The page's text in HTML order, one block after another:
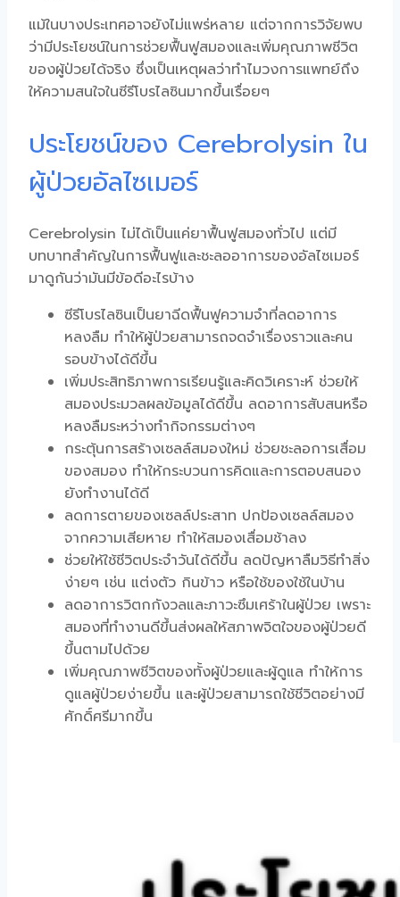
แม้ในบางประเทศอาจยังไม่แพร่หลาย แต่จากการวิจัยพบ
ว่ามีประโยชน์ในการช่วยฟื้นฟูสมองและเพิ่มคุณภาพชีวิต
ของผู้ป่วยได้จริง ซึ่งเป็นเหตุผลว่าทำไมวงการแพทย์ถึง
ให้ความสนใจในซีรีโบรไลซินมากขึ้นเรื่อยๆ
ประโยชน์ของ Cerebrolysin ใน
ผู้ป่วยอัลไซเมอร์
Cerebrolysin ไม่ได้เป็นแค่ยาฟื้นฟูสมองทั่วไป แต่มี
บทบาทสำคัญในการฟื้นฟูและชะลออาการของอัลไซเมอร์
มาดูกันว่ามันมีข้อดีอะไรบ้าง
ซีรีโบรไลซินเป็นยาฉีดฟื้นฟูความจำที่ลดอาการ
หลงลืม ทำให้ผู้ป่วยสามารถจดจำเรื่องราวและคน
รอบข้างได้ดีขึ้น
เพิ่มประสิทธิภาพการเรียนรู้และคิดวิเคราะห์ ช่วยให้
สมองประมวลผลข้อมูลได้ดีขึ้น ลดอาการสับสนหรือ
หลงลืมระหว่างทำกิจกรรมต่างๆ
กระตุ้นการสร้างเซลล์สมองใหม่ ช่วยชะลอการเสื่อม
ของสมอง ทำให้กระบวนการคิดและการตอบสนอง
ยังทำงานได้ดี
ลดการตายของเซลล์ประสาท ปกป้องเซลล์สมอง
จากความเสียหาย ทำให้สมองเสื่อมช้าลง
ช่วยให้ใช้ชีวิตประจำวันได้ดีขึ้น ลดปัญหาลืมวิธีทำสิ่ง
ง่ายๆ เช่น แต่งตัว กินข้าว หรือใช้ของใช้ในบ้าน
ลดอาการวิตกกังวลและภาวะซึมเศร้าในผู้ป่วย เพราะ
สมองที่ทำงานดีขึ้นส่งผลให้สภาพจิตใจของผู้ป่วยดี
ขึ้นตามไปด้วย
เพิ่มคุณภาพชีวิตของทั้งผู้ป่วยและผู้ดูแล ทำให้การ
ดูแลผู้ป่วยง่ายขึ้น และผู้ป่วยสามารถใช้ชีวิตอย่างมี
ศักดิ์ศรีมากขึ้น